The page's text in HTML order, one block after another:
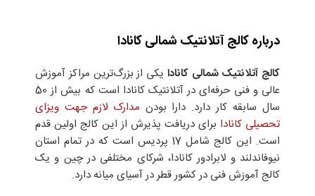
درباره کالج آتلانتیک شمالی کانادا
کالج آتلانتیک شمالی کانادا یکی از بزرگ‌ترین مراکز آموزش
عالی و فنی حرفه‌ای در آتلانتیک کانادا است که بیش از 50
سال سابقه کار دارد. دارا بودن مدارک لازم جهت ویزای
تحصیلی کانادا برای دریافت پذیرش از این کالج اولین قدم
است. این کالج شامل 17 پردیس است که در تمام استان
نیوفاندلند و لابرادور کانادا، شرکای مختلفی در چین و یک
کالج آموزش فنی در کشور قطر در آسیای میانه دارد.